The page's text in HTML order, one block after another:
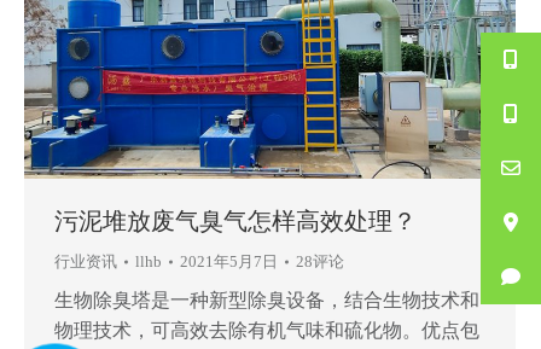
污泥堆放废气臭气怎样高效处理？
行业资讯 llhb 2021年5月7日 28评论
生物除臭塔是一种新型除臭设备，结合生物技术和
物理技术，可高效去除有机气味和硫化物。优点包